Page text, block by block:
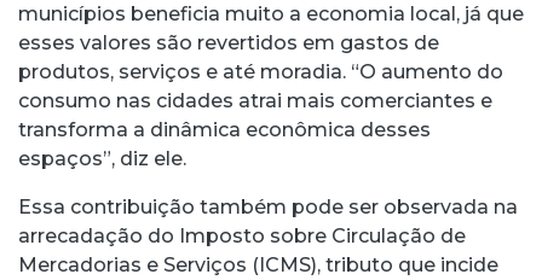
municípios beneficia muito a economia local, já que
esses valores são revertidos em gastos de
produtos, serviços e até moradia. “O aumento do
consumo nas cidades atrai mais comerciantes e
transforma a dinâmica econômica desses
espaços”, diz ele.
Essa contribuição também pode ser observada na
arrecadação do Imposto sobre Circulação de
Mercadorias e Serviços (ICMS), tributo que incide